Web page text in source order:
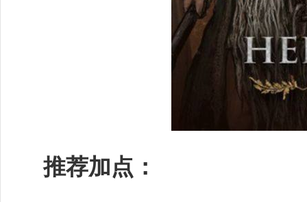
推荐加点：